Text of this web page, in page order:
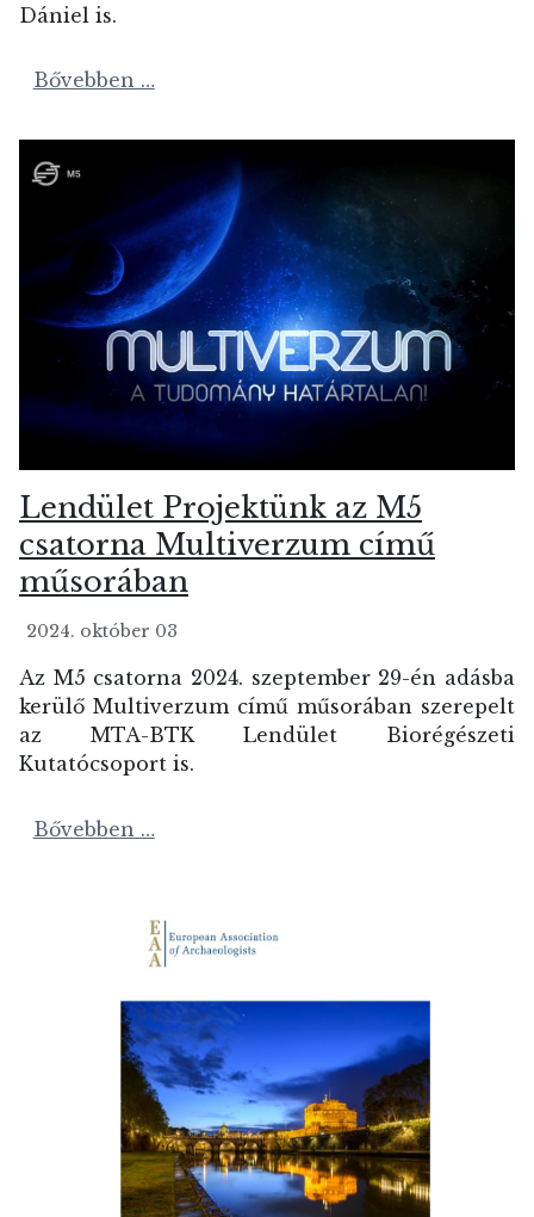
Dániel is.
Bővebben …
Lendület Projektünk az M5
csatorna Multiverzum című
műsorában
2024. október 03
Az M5 csatorna 2024. szeptember 29-én adásba
kerülő Multiverzum című műsorában szerepelt
az MTA-BTK Lendület Biorégészeti
Kutatócsoport is.
Bővebben …